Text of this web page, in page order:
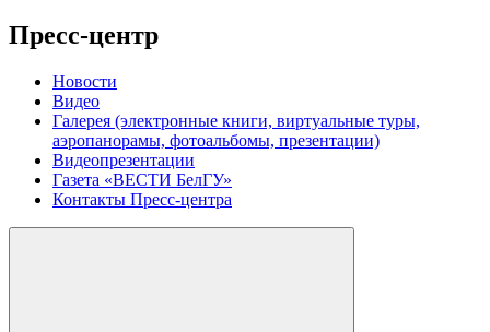
Пресс-центр
Новости
Видео
Галерея (электронные книги, виртуальные туры,
аэропанорамы, фотоальбомы, презентации)
Видеопрезентации
Газета «ВЕСТИ БелГУ»
Контакты Пресс-центра